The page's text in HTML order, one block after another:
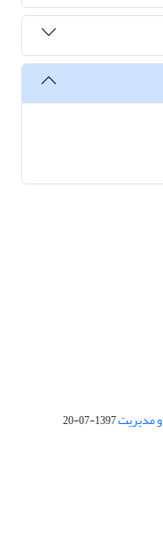
مدیریت1397-07-20